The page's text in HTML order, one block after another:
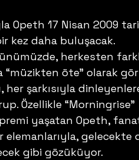
Opeth 17 Nisan 2009
kez daha buluşacak.
herkesten
“müzikten öte” olarak
şarkısıyla
Özellikle “Morningrise”
yaşatan Opeth,
gelecekte
gibi gözüküyor.